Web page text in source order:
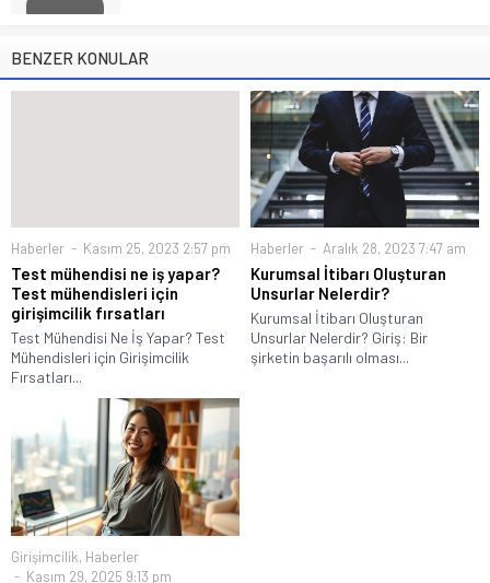
BENZER KONULAR
Haberler Kasım 25, 2023 2:57 pm
Test mühendisi ne iş yapar?
Test mühendisleri için
girişimcilik fırsatları
Test Mühendisi Ne İş Yapar? Test
Mühendisleri için Girişimcilik
Fırsatları...
Haberler Aralık 28, 2023 7:47 am
Kurumsal İtibarı Oluşturan
Unsurlar Nelerdir?
Kurumsal İtibarı Oluşturan
Unsurlar Nelerdir? Giriş: Bir
şirketin başarılı olması...
Girişimcilik, Haberler
Kasım 29, 2025 9:13 pm